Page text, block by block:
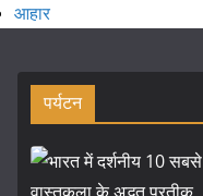
आहार
पर्यटन